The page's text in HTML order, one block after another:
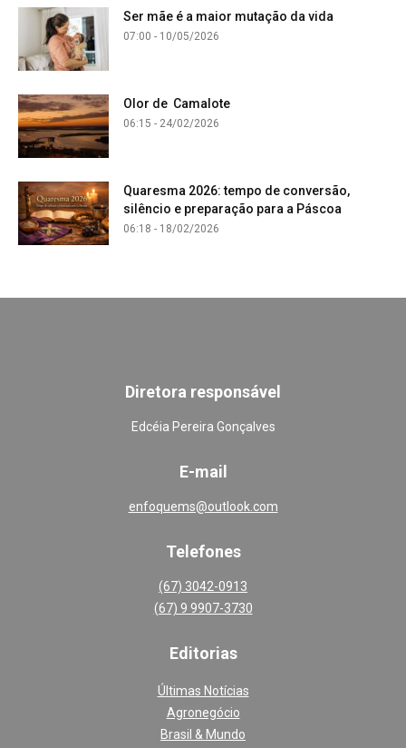
Ser mãe é a maior mutação da vida
07:00 - 10/05/2026
Olor de Camalote
06:15 - 24/02/2026
Quaresma 2026: tempo de conversão,
silêncio e preparação para a Páscoa
06:18 - 18/02/2026
Diretora responsável
Edcéia Pereira Gonçalves
E-mail
enfoquems@outlook.com
Telefones
(67) 3042-0913
(67) 9 9907-3730
Editorias
Últimas Notícias
Agronegócio
Brasil & Mundo